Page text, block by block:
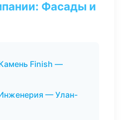
Фасады и
Finish —
— Улан-